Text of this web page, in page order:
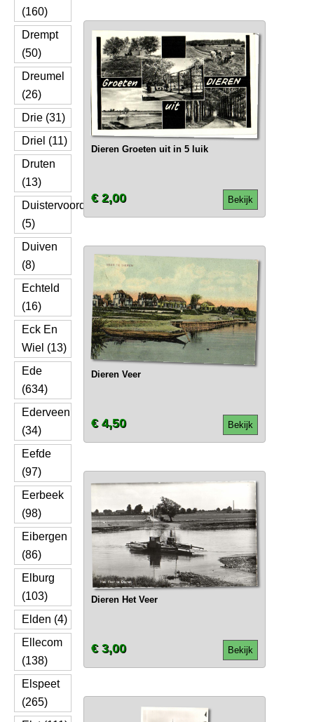
(160)
Drempt
(50)
Dreumel
(26)
Drie (31)
Driel (11)
Druten
(13)
Duistervoorde
(5)
Duiven
(8)
Echteld
(16)
Eck En
Wiel (13)
Ede
(634)
Ederveen
(34)
Eefde
(97)
Eerbeek
(98)
Eibergen
(86)
Elburg
(103)
Elden (4)
Ellecom
(138)
Elspeet
(265)
Dieren Groeten uit in 5 luik
Bekijk
€ 2,00
Dieren Veer
Bekijk
€ 4,50
Dieren Het Veer
Bekijk
€ 3,00